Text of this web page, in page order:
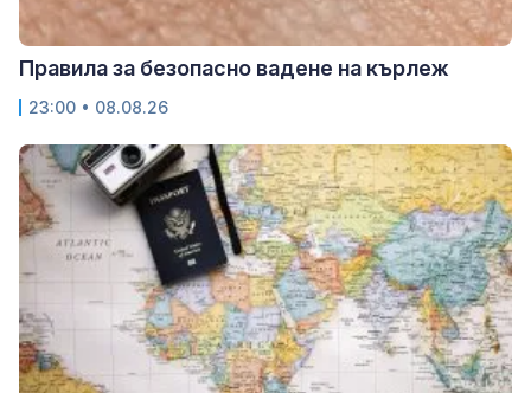
Правила за безопасно вадене на кърлеж
23:00 • 08.08.26